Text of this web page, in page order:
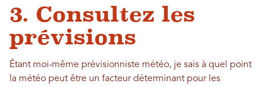
3. Consultez les
prévisions
Étant moi-même prévisionniste météo, je sais à quel point
la météo peut être un facteur déterminant pour les